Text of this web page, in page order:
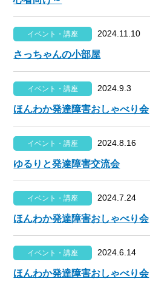
イベント・講座 2024.11.10
さっちゃんの小部屋
イベント・講座 2024.9.3
ほんわか発達障害おしゃべり会
イベント・講座 2024.8.16
ゆるりと発達障害交流会
イベント・講座 2024.7.24
ほんわか発達障害おしゃべり会
イベント・講座 2024.6.14
ほんわか発達障害おしゃべり会